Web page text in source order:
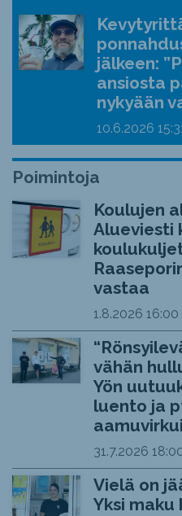
jälkeen:
ansiosta
nykyään
10.6.2026
Poimintoja
Koulujen
Alueviesti
vastaa
1.8.2026 16:00
vähän
Yön
luento ja
31.7.2026
Vielä on
Yksi